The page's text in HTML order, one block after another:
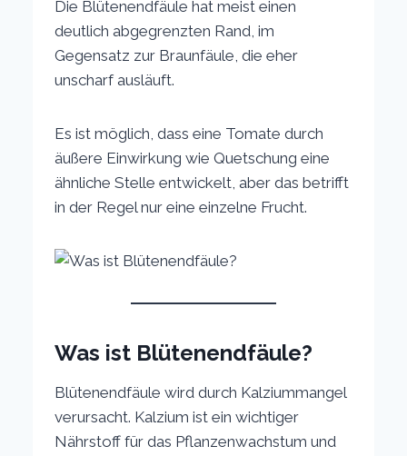
Die Blütenendfäule hat meist einen
deutlich abgegrenzten Rand, im
Gegensatz zur Braunfäule, die eher
unscharf ausläuft.
Es ist möglich, dass eine Tomate durch
äußere Einwirkung wie Quetschung eine
ähnliche Stelle entwickelt, aber das betrifft
in der Regel nur eine einzelne Frucht.
Was ist Blütenendfäule?
Blütenendfäule wird durch Kalziummangel
verursacht. Kalzium ist ein wichtiger
Nährstoff für das Pflanzenwachstum und